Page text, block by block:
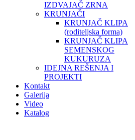
IZDVAJAČ ZRNA
KRUNJAČI
KRUNJAČ KLIPA
(roditeljska forma)
KRUNJAČ KLIPA
SEMENSKOG
KUKURUZA
IDEJNA REŠENJA I
PROJEKTI
Kontakt
Galerija
Video
Katalog